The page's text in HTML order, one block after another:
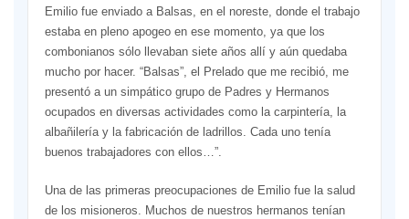
Emilio fue enviado a Balsas, en el noreste, donde el trabajo
estaba en pleno apogeo en ese momento, ya que los
combonianos sólo llevaban siete años allí y aún quedaba
mucho por hacer. “Balsas”, el Prelado que me recibió, me
presentó a un simpático grupo de Padres y Hermanos
ocupados en diversas actividades como la carpintería, la
albañilería y la fabricación de ladrillos. Cada uno tenía
buenos trabajadores con ellos…”.
Una de las primeras preocupaciones de Emilio fue la salud
de los misioneros. Muchos de nuestros hermanos tenían